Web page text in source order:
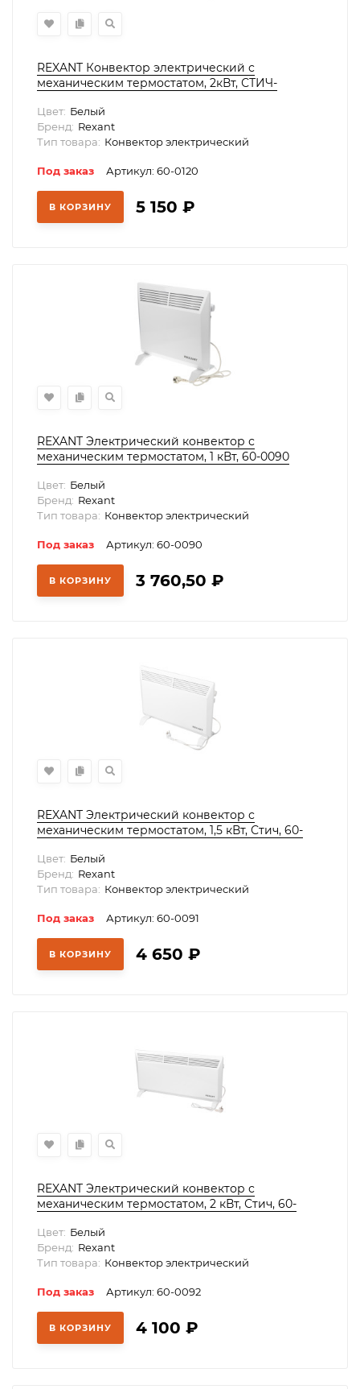
REXANT Конвектор электрический с
механическим термостатом, 2кВт, СТИЧ-
Цвет: Белый
Бренд: Rexant
Тип товара: Конвектор электрический
Под заказ Артикул: 60-0120
В КОРЗИНУ 5 150 ₽
REXANT Электрический конвектор с
механическим термостатом, 1 кВт, 60-0090
Цвет: Белый
Бренд: Rexant
Тип товара: Конвектор электрический
Под заказ Артикул: 60-0090
В КОРЗИНУ 3 760,50 ₽
REXANT Электрический конвектор с
механическим термостатом, 1,5 кВт, Стич, 60-
Цвет: Белый
Бренд: Rexant
Тип товара: Конвектор электрический
Под заказ Артикул: 60-0091
В КОРЗИНУ 4 650 ₽
REXANT Электрический конвектор с
механическим термостатом, 2 кВт, Стич, 60-
Цвет: Белый
Бренд: Rexant
Тип товара: Конвектор электрический
Под заказ Артикул: 60-0092
В КОРЗИНУ 4 100 ₽